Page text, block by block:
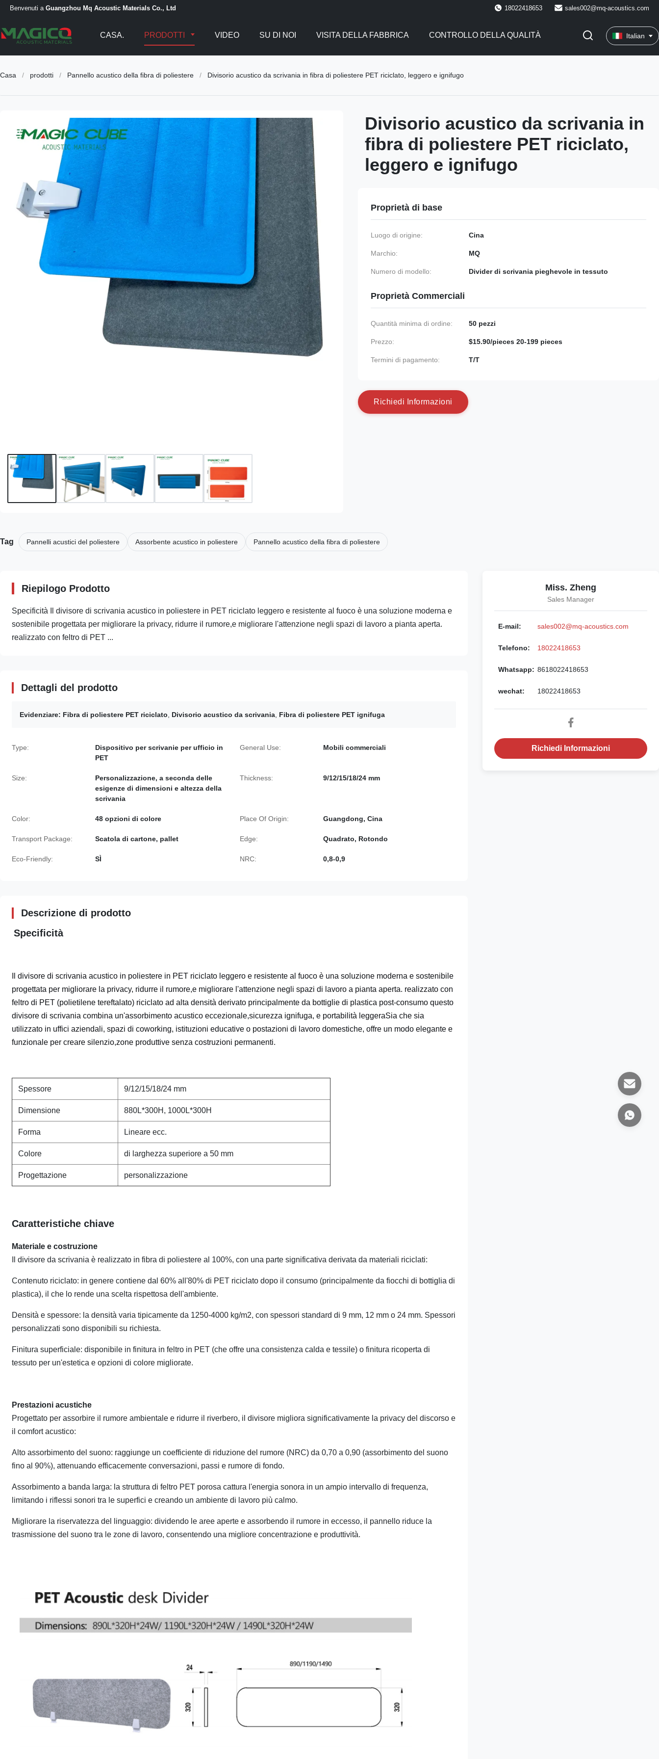
Benvenuti a Guangzhou Mq Acoustic Materials Co., Ltd 18022418653 sales002@mq-acoustics.com
CASA. PRODOTTI VIDEO SU DI NOI VISITA DELLA FABBRICA CONTROLLO DELLA QUALITÀ Italian
Casa / prodotti / Pannello acustico della fibra di poliestere / Divisorio acustico da scrivania in fibra di poliestere PET riciclato, leggero e ignifugo
Divisorio acustico da scrivania in
fibra di poliestere PET riciclato,
leggero e ignifugo
Proprietà di base
Luogo di origine: Cina
Marchio: MQ
Numero di modello: Divider di scrivania pieghevole in tessuto
Proprietà Commerciali
Quantità minima di ordine: 50 pezzi
Prezzo: $15.90/pieces 20-199 pieces
Termini di pagamento: T/T
Richied i nformazioni
Tag Pannelli acustici del poliestere Assorbente acustico in poliestere Pannello acustico della fibra di poliestere
Riepilogo Prodotto
Specificità Il divisore di scrivania acustico in poliestere in PET riciclato leggero e resistente al fuoco è una soluzione moderna e
sostenibile progettata per migliorare la privacy, ridurre il rumore,e migliorare l'attenzione negli spazi di lavoro a pianta aperta.
realizzato con feltro di PET ...
Dettagli del prodotto
Evidenziare: Fibra di poliestere PET riciclato Divisorio acustico da scrivania Fibra di poliestere PET ignifuga
Type:
Dispositivo per scrivanie per ufficio in
PET
General Use: Mobili commerciali
Size:
Personalizzazione, a seconda delle
esigenze di dimensioni e altezza della
scrivania
Thickness: 9/12/15/18/24 mm
Color: 48 opzioni di colore Place Of Origin: Guangdong, Cina
Transport Package: Scatola di cartone, pallet Edge: Quadrato, Rotondo
Eco-Friendly: SÌ NRC: 0,8-0,9
Descrizione di prodotto
Specificità
Il divisore di scrivania acustico in poliestere in PET riciclato leggero e resistente al fuoco è una soluzione moderna e sostenibile
progettata per migliorare la privacy, ridurre il rumore,e migliorare l'attenzione negli spazi di lavoro a pianta aperta. realizzato con
feltro di PET (polietilene tereftalato) riciclato ad alta densità derivato principalmente da bottiglie di plastica post-consumo questo
divisore di scrivania combina un'assorbimento acustico eccezionale,sicurezza ignifuga, e portabilità leggeraSia che sia
utilizzato in uffici aziendali, spazi di coworking, istituzioni educative o postazioni di lavoro domestiche, offre un modo elegante e
funzionale per creare silenzio,zone produttive senza costruzioni permanenti.
Spessore 9/12/15/18/24 mm
Dimensione 880L*300H, 1000L*300H
Forma Lineare ecc.
Colore di larghezza superiore a 50 mm
Progettazione personalizzazione
Caratteristiche chiave
Materiale e costruzione
Il divisore da scrivania è realizzato in fibra di poliestere al 100%, con una parte significativa derivata da materiali riciclati:
Contenuto riciclato: in genere contiene dal 60% all'80% di PET riciclato dopo il consumo (principalmente da fiocchi di bottiglia di
plastica), il che lo rende una scelta rispettosa dell'ambiente.
Densità e spessore: la densità varia tipicamente da 1250-4000 kg/m2, con spessori standard di 9 mm, 12 mm o 24 mm. Spessori
personalizzati sono disponibili su richiesta.
Finitura superficiale: disponibile in finitura in feltro in PET (che offre una consistenza calda e tessile) o finitura ricoperta di
tessuto per un'estetica e opzioni di colore migliorate.
Prestazioni acustiche
Progettato per assorbire il rumore ambientale e ridurre il riverbero, il divisore migliora significativamente la privacy del discorso e
il comfort acustico:
Alto assorbimento del suono: raggiunge un coefficiente di riduzione del rumore (NRC) da 0,70 a 0,90 (assorbimento del suono
fino al 90%), attenuando efficacemente conversazioni, passi e rumore di fondo.
Assorbimento a banda larga: la struttura di feltro PET porosa cattura l'energia sonora in un ampio intervallo di frequenza,
limitando i riflessi sonori tra le superfici e creando un ambiente di lavoro più calmo.
Migliorare la riservatezza del linguaggio: dividendo le aree aperte e assorbendo il rumore in eccesso, il pannello riduce la
trasmissione del suono tra le zone di lavoro, consentendo una migliore concentrazione e produttività.
Miss. Zheng
Sales Manager
E-mail: sales002@mq-acoustics.com
Telefono: 18022418653
Whatsapp: 8618022418653
wechat: 18022418653
Richiedi Informazioni